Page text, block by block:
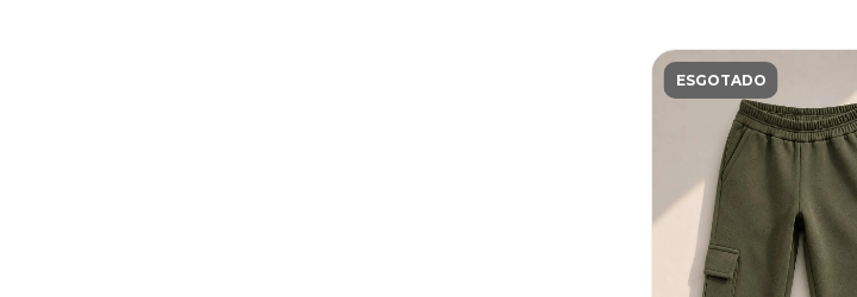
ESGOTADO